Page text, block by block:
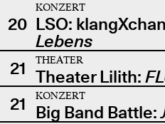
20
KONZERT
LSO:
Lebens
21
THEATER
Theater Lilith:
21
KONZERT
Big Band Battle: